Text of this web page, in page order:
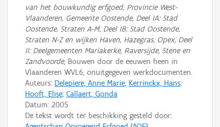
van het bouwkundig erfgoed, Provincie West-
Vlaanderen, Gemeente Oostende, Deel IA: Stad
Oostende, Straten A-M, Deel IB: Stad Oostende,
Straten N-Z en wijken Haven, Hazegras, Opex, Deel
II: Deelgemeenten Mariakerke, Raversijde, Stene en
Zandvoorde, Bouwen door de eeuwen heen in
Vlaanderen WVL6, onuitgegeven werkdocumenten.
Auteurs: Delepiere, Anne Marie; Kerrinckx, Hans;
Hooft, Elise; Callaert, Gonda
Datum: 2005
De tekst wordt ter beschikking gesteld door: